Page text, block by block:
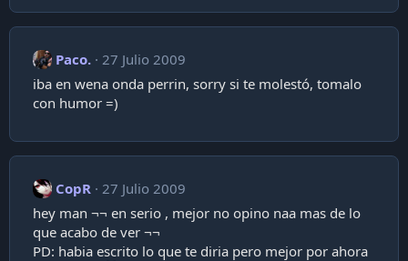
Paco. 27 Julio 2009
iba en wena onda perrin, sorry si te molestó, tomalo
con humor =)
CopR 27 Julio 2009
hey man ¬¬ en serio , mejor no opino naa mas de lo
que acabo de ver ¬¬
PD: habia escrito lo que te diria pero mejor por ahora